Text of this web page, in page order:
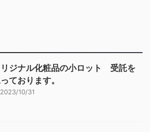
ジナル化粧品の小ロット 受託を
ております。
2023/10/31